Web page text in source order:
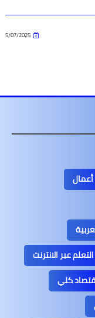
5/07/2025
أعمال
عبر الانترنت
كلي